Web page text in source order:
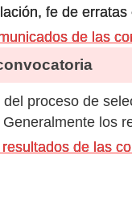
fe de
de las
proceso de
los
de las